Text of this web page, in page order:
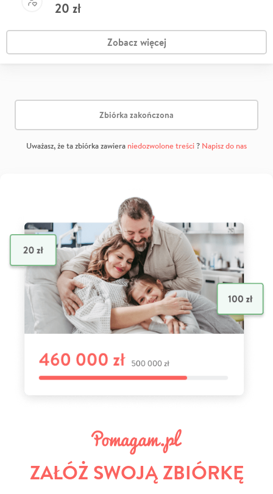
20 zł
Zobacz więcej
Zbiórka zakończona
Uważasz, że ta zbiórka zawiera niedozwolone treści? Napisz do nas
ZAŁÓŻ SWOJĄ ZBIÓRKĘ